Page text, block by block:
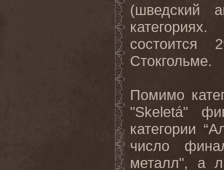
(шведский
Стокгольме.
Помимо
"Skeletá"
категории
число
металл", а